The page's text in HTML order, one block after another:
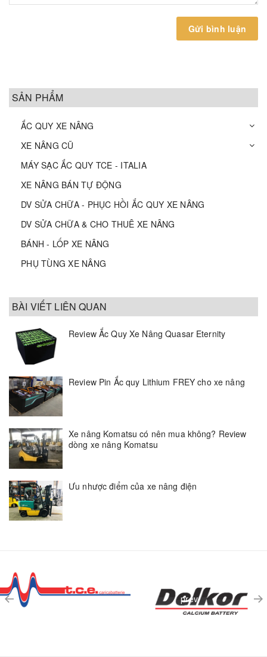
Gửi bình luận
SẢN PHẨM
ẮC QUY XE NÂNG
XE NÂNG CŨ
MÁY SẠC ẮC QUY TCE - ITALIA
XE NÂNG BÁN TỰ ĐỘNG
DV SỬA CHỮA - PHỤC HỒI ẮC QUY XE NÂNG
DV SỬA CHỮA & CHO THUÊ XE NÂNG
BÁNH - LỐP XE NÂNG
PHỤ TÙNG XE NÂNG
BÀI VIẾT LIÊN QUAN
Review Ắc Quy Xe Nâng Quasar Eternity
Review Pin Ắc quy Lithium FREY cho xe nâng
Xe nâng Komatsu có nên mua không? Review
dòng xe nâng Komatsu
Ưu nhược điểm của xe nâng điện
prev